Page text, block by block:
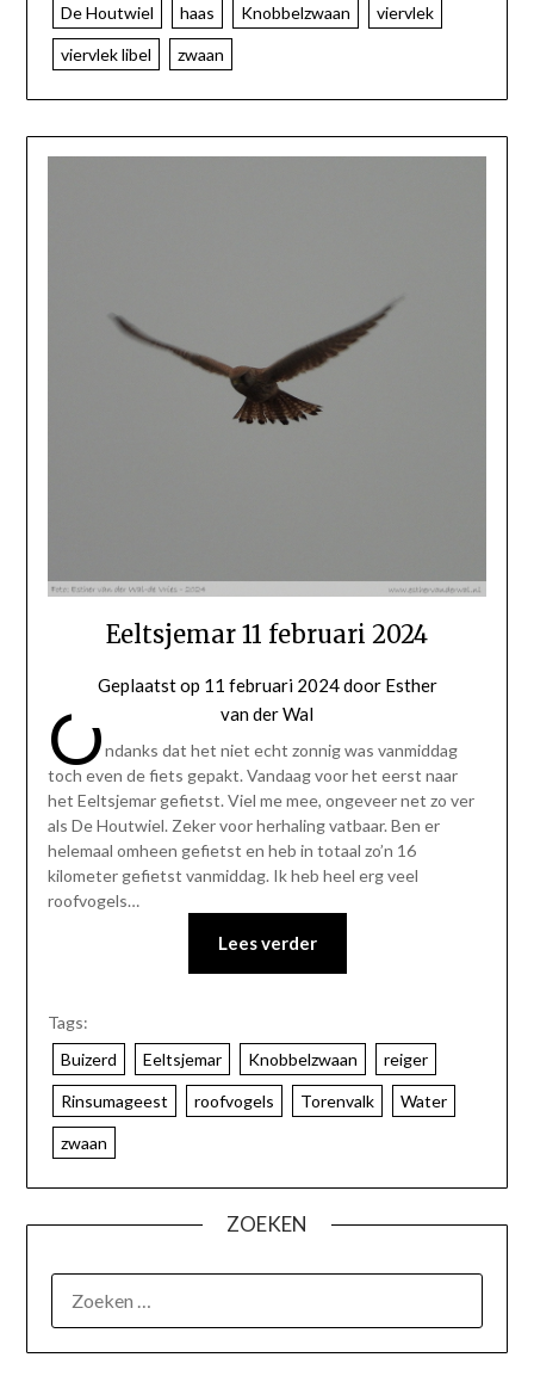
De Houtwiel
haas Knobbelzwaan viervlek
viervlek libel zwaan
Eeltsjemar 11 februari 2024
Geplaatst op 11 februari 2024door Esther
van der Wal
Ondanks dat het niet echt zonnig was vanmiddag
toch even de fiets gepakt. Vandaag voor het eerst naar
het Eeltsjemar gefietst. Viel me mee, ongeveer net zo ver
als De Houtwiel. Zeker voor herhaling vatbaar. Ben er
helemaal omheen gefietst en heb in totaal zo’n 16
kilometer gefietst vanmiddag. Ik heb heel erg veel
roofvogels…
Lees verder
Tags:
Buizerd
Eeltsjemar Knobbelzwaan reiger
Rinsumageest roofvogels Torenvalk Water
zwaan
ZOEKEN